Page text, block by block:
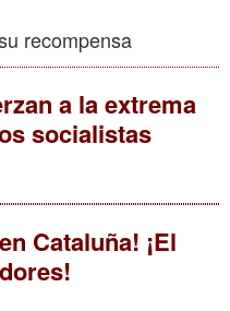
recompensa
a la extrema
socialistas
Cataluña! ¡El